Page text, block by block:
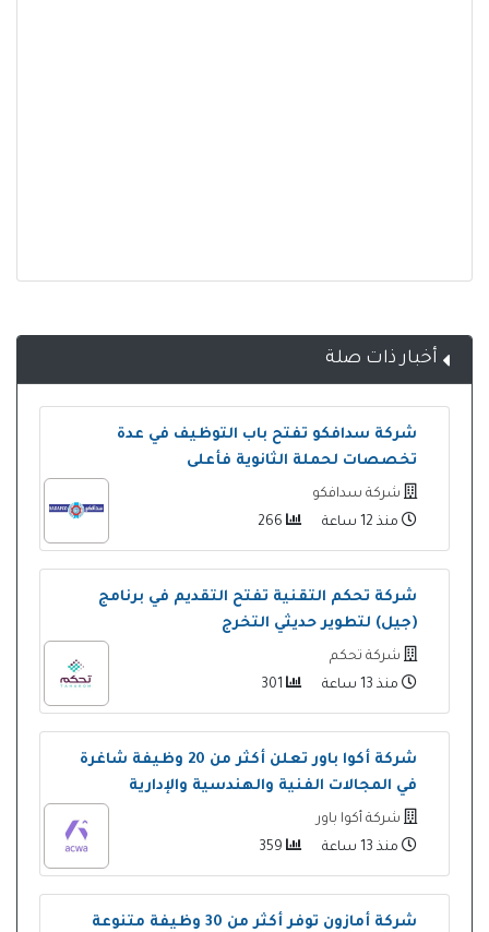
أخبار ذات صلة
شركة سدافكو تفتح باب التوظيف في عدة
تخصصات لحملة الثانوية فأعلى
شركة سدافكو
منذ 12 ساعة
شركة تحكم التقنية تفتح التقديم في برنامج
(جيل) لتطوير حديثي التخرج
شركة تحكم
منذ 13 ساعة
شركة أكوا باور تعلن أكثر من 20 وظيفة شاغرة
في المجالات الفنية والهندسية والإدارية
شركة أكوا باور
منذ 13 ساعة
شركة أمازون توفر أكثر من 30 وظيفة متنوعة